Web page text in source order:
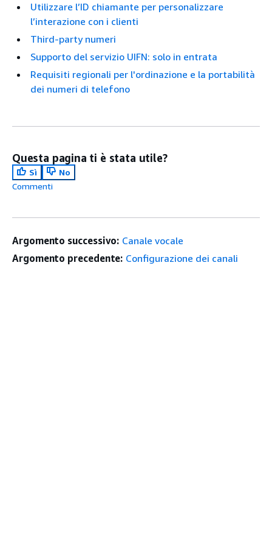
Utilizzare l’ID chiamante per personalizzare
l’interazione con i clienti
Third-party numeri
Supporto del servizio UIFN: solo in entrata
Requisiti regionali per l'ordinazione e la portabilità
dei numeri di telefono
Questa pagina ti è stata utile?
Sì
No
Commenti
Argomento successivo: Canale vocale
Argomento precedente: Configurazione dei canali